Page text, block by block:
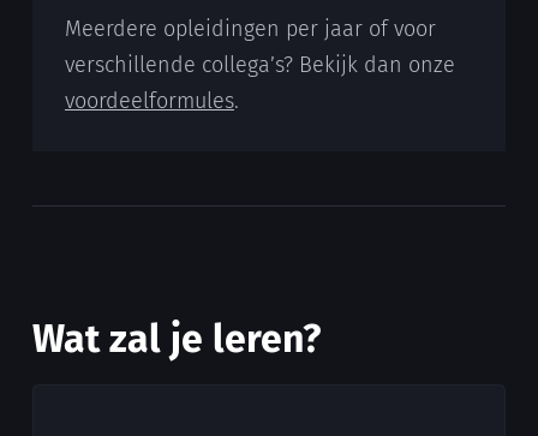
Meerdere opleidingen per jaar of voor
verschillende collega’s? Bekijk dan onze
voordeelformules.
Wat zal je leren?